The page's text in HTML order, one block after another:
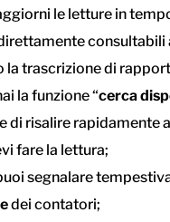
le letture in
consultabili
la trascrizione di
la funzione “cerca
di risalire rapidamente
fare la lettura;
segnalare
dei contatori;